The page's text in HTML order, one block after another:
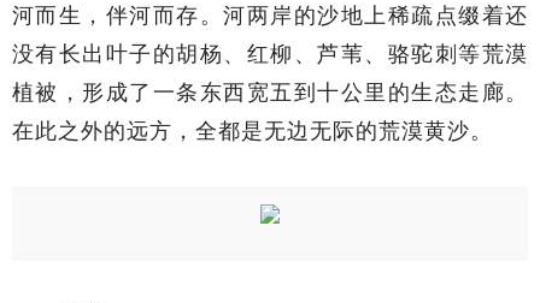
河而生，伴河而存。河两岸的沙地上稀疏点缀着还
没有长出叶子的胡杨、红柳、芦苇、骆驼刺等荒漠
植被，形成了一条东西宽五到十公里的生态走廊。
在此之外的远方，全都是无边无际的荒漠黄沙。